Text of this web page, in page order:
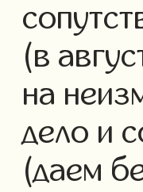
(в
на
дело и
(даем